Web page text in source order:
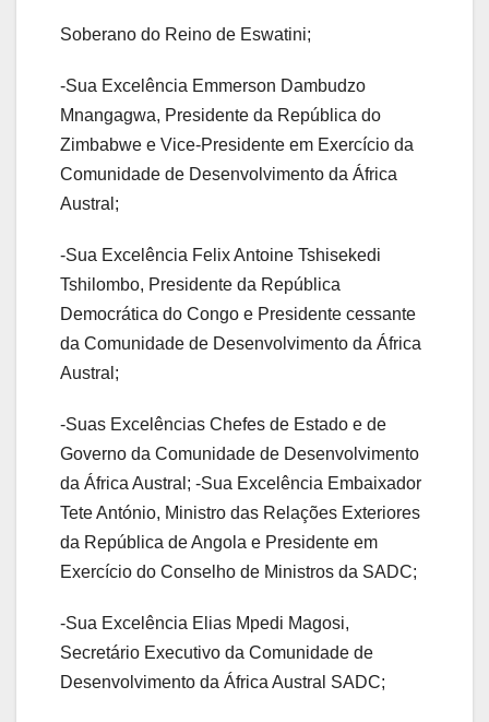
Soberano do Reino de Eswatini;
-Sua Excelência Emmerson Dambudzo
Mnangagwa, Presidente da República do
Zimbabwe e Vice-Presidente em Exercício da
Comunidade de Desenvolvimento da África
Austral;
-Sua Excelência Felix Antoine Tshisekedi
Tshilombo, Presidente da República
Democrática do Congo e Presidente cessante
da Comunidade de Desenvolvimento da África
Austral;
-Suas Excelências Chefes de Estado e de
Governo da Comunidade de Desenvolvimento
da África Austral; -Sua Excelência Embaixador
Tete António, Ministro das Relações Exteriores
da República de Angola e Presidente em
Exercício do Conselho de Ministros da SADC;
-Sua Excelência Elias Mpedi Magosi,
Secretário Executivo da Comunidade de
Desenvolvimento da África Austral SADC;